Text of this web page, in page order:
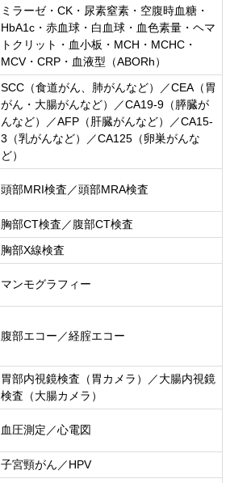
ミラーゼ・CK・尿素窒素・空腹時血糖・
HbA1c・赤血球・白血球・血色素量・ヘマ
トクリット・血小板・MCH・MCHC・
MCV・CRP・血液型（ABORh）
SCC（食道がん、肺がんなど）／CEA（胃
がん・大腸がんなど）／CA19-9（膵臓が
んなど）／AFP（肝臓がんなど）／CA15-
3（乳がんなど）／CA125（卵巣がんな
ど）
頭部MRI検査／頭部MRA検査
胸部CT検査／腹部CT検査
胸部X線検査
マンモグラフィー
腹部エコー／経腟エコー
胃部内視鏡検査（胃カメラ）／大腸内視鏡
検査（大腸カメラ）
血圧測定／心電図
子宮頸がん／HPV